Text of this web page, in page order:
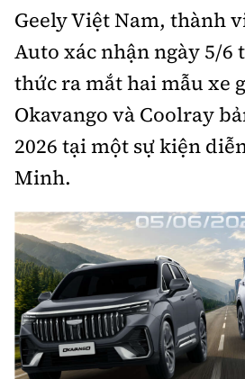
Xe máy
So sánh
Xếp hạng xe
Tư vấn sử dụng
Chọn xe
Lái xe an toàn
Bảo hiểm xe
Sản phẩm bảo hiểm
Bồi thường bảo hiểm
Xe xanh
Video
Review xe
Giới thiệu xe
Tư vấn
Ảnh
Ô tô
Xe máy
Geely Việt Nam, thành
Auto xác nhận ngày 5/6
thức ra mắt hai mẫu xe
Okavango và Coolray
2026 tại một sự kiện
Minh.